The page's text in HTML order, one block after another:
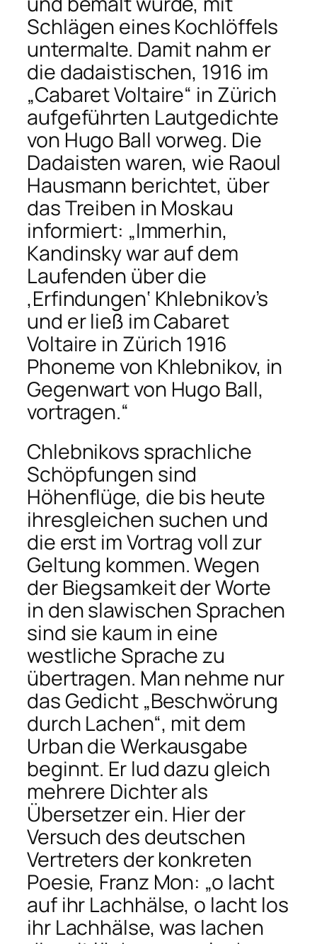
Schlägen eines Kochlöffels
untermalte. Damit nahm er
die dadaistischen, 1916 im
„Cabaret Voltaire“ in Zürich
aufgeführten Lautgedichte
von Hugo Ball vorweg. Die
Dadaisten waren, wie Raoul
Hausmann berichtet, über
das Treiben in Moskau
informiert: „Immerhin,
Kandinsky war auf dem
Laufenden über die
‚Erfindungen‘ Khlebnikov’s
und er ließ im Cabaret
Voltaire in Zürich 1916
Phoneme von Khlebnikov, in
Gegenwart von Hugo Ball,
vortragen.“
Chlebnikovs sprachliche
Schöpfungen sind
Höhenflüge, die bis heute
ihresgleichen suchen und
die erst im Vortrag voll zur
Geltung kommen. Wegen
der Biegsamkeit der Worte
in den slawischen Sprachen
sind sie kaum in eine
westliche Sprache zu
übertragen. Man nehme nur
das Gedicht „Beschwörung
durch Lachen“, mit dem
Urban die Werkausgabe
beginnt. Er lud dazu gleich
mehrere Dichter als
Übersetzer ein. Hier der
Versuch des deutschen
Vertreters der konkreten
Poesie, Franz Mon: „o lacht
auf ihr Lachhälse, o lacht los
ihr Lachhälse, was lachen